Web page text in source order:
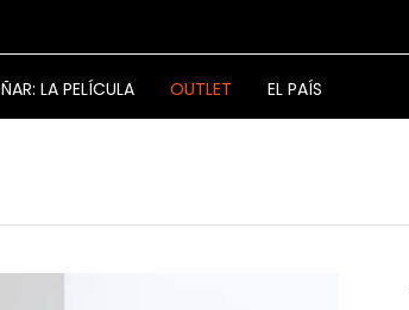
LA PELÍCULA OUTLET EL PAÍS